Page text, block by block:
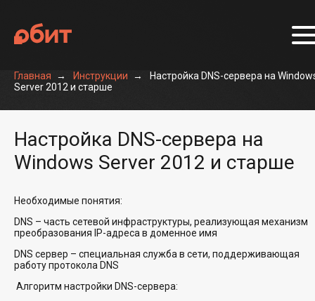
Главная Инструкции
Настройка DNS-сервера на
Server 2012 и старше
Настройка DNS-сервера на
Windows Server 2012 и старше
Необходимые понятия:
DNS – часть сетевой инфраструктуры, реализующая механизм
преобразования IP-адреса в доменное имя
DNS сервер – специальная служба в сети, поддерживающая
работу протокола DNS
Алгоритм настройки DNS-сервера: